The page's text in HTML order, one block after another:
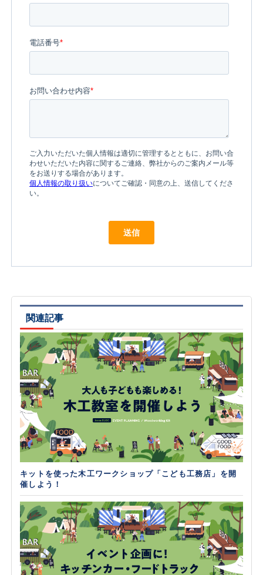
関連記事
キットを使った木工ワークショップ「こども工務店」を開
催しよう！